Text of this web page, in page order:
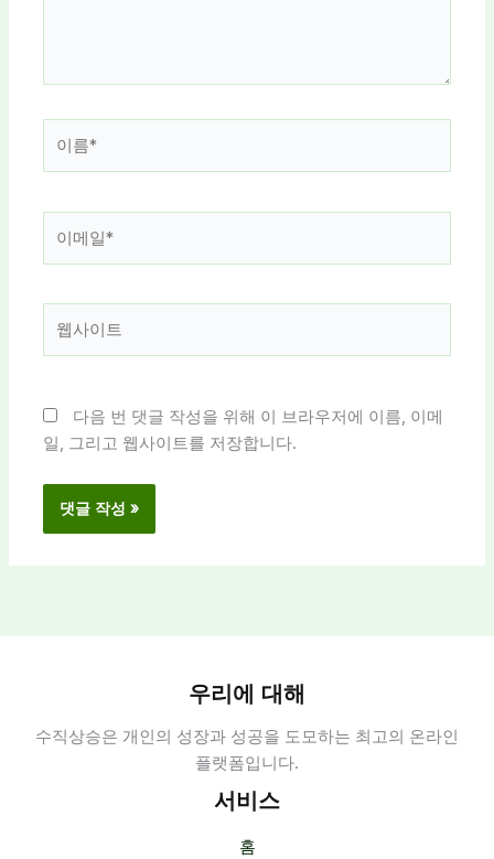
*
다음 번 댓글 작성을 위해 이 브라우저에 이름, 이메
일, 그리고 웹사이트를 저장합니다.
우리에 대해
수직상승은 개인의 성장과 성공을 도모하는 최고의 온라인
플랫폼입니다.
서비스
홈